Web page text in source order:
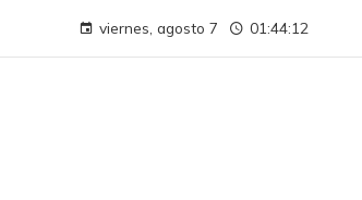
viernes, agosto 7 01:44:13